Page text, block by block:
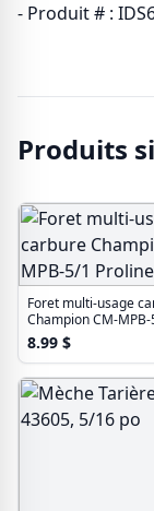
- Produit # :
Produits
Foret multi-usage
Champion CM-
8.99 $